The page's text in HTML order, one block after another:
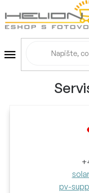
na
obsah
pv-